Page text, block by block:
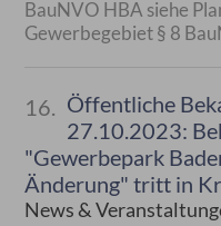
BauNVO HBA siehe
Gewerbegebiet § 8
16. Öffentliche
27.10.2023:
"Gewerbepark
Änderung" tritt in
News &